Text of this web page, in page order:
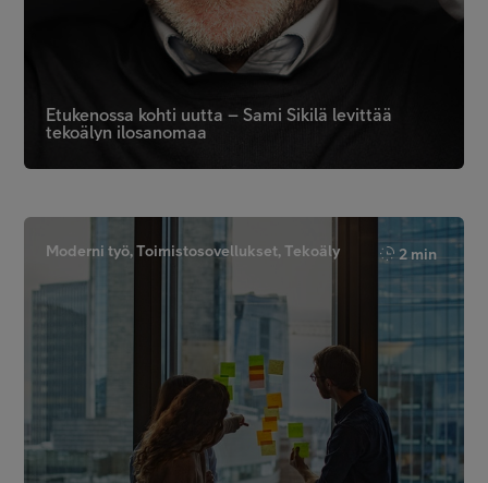
Etukenossa kohti uutta – Sami Sikilä levittää
tekoälyn ilosanomaa
Moderni työ, Toimistosovellukset, Tekoäly 2 min